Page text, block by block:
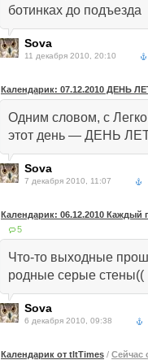
ботинках до подъезда
Sova
11 декабря 2010, 20:10
Календарик: 07.12.2010 ДЕНЬ
Одним словом, с
этот день — ДЕНЬ
Sova
7 декабря 2010, 11:07
Календарик: 06.12.2010 Каждый
5
Что-то выходные
родные серые стены((
Sova
6 декабря 2010, 09:38
Календарик от tltTimes / Сейчас